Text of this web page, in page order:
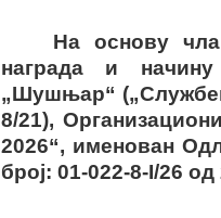
На основу
награда и
„Шушњар“
8/21),
2026“, именован
број: 01-022-8-I/26 од